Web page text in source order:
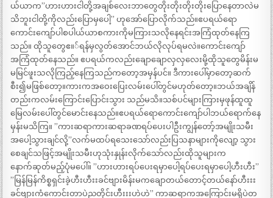
ယ်ယာက”ဟားဟားငါတို့အချစ်လေးဘာတွေတိုးတိုးတိုးတိုးပြောနေတာလဲမ
သိဘူးငါတို့ကိုလည်းပြောမှပေါ့” ဟုအော်ပြောလိုက်သည်။ဧပရယ်ရော
ကောင်းကျော်ပါစပါယ်ယာစကားကိုမကြားသလိုနေရင်းအကြံထုတ်နေကြ
သည်။ ထိုသူတွေဧ။်ရန်မှလွတ်အောင်ဘယ်လိုလုပ်ရမလဲ။ကောင်းကျော်
အကြံထုတ်နေသည်။ ဧပရယ်ကလည်းချောချောလှလှလေးမို့ထိုသူတွေမိန်းမ
မမြင်ဖူးသလိုကြည့်နေကြသည်ကတော့အမှန်ပင်။ ဒီကားပေါ်မှာတော့ဆက်
စီး၍မဖြစ်တော့။ကားကအဝေးပြေးလမ်းပေါ်တွင်မဟုတ်တော့။ဘယ်အချိန်
တည်းကလမ်းကြောင်းပြောင်းသွား သည်မသိ။သစ်ပင်များကြားမှဖုန်ထူထူ
မြေလမ်းပေါ်တွင်မောင်းနေသည်။ဧပရယ်ရောကောင်းကျော်ပါဘယ်ရောက်နေ
မှန်းမသိကြ။ ”ကားဆရာကားဆရာခဏရပ်ပေးပါဦးကျွန်တော့်အမျိုးသမီး
အပေါ့သွားချင်လို့”လက်မထပ်ရသေးသော်လည်းပြသနာများကိုလျော့ သွား
စေချင်သဖြင့်အမျိုးသမီးဟုသုံးနှုန်းလိုက်သော်လည်းထိုသူများက
နောက်ဆုတ်မည့်ပုံမပေါ်။ ”ဟားဟားရပ်ပေးရမှာပေါ့ရပ်ပေးရမှာပေါ့ဟီးဟီး”
”မြန်မြန်ကိစ္စရှင်းခဲ့ဟီးဟီးးခင်ဗျားမိန်းမကချောတယ်တောင့်တယ်နော်ဟီးးး
ခင်ဗျားကံကောင်းတာပဲညတိုင်းဟီးးးဟဲဟဲ” ကာဆရာကအကြောင်းမရှိပဲတ